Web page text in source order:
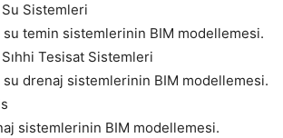
Sistemleri
su temin sistemlerinin BIM modellemesi.
Tesisat Sistemleri
su drenaj sistemlerinin BIM modellemesi.
sistemlerinin BIM modellemesi.